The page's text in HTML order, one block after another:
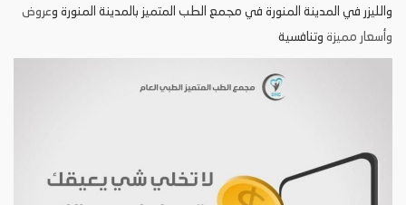
والليزر في المدينة المنورة في مجمع الطب المتميز بالمدينة المنورة وعروض
وأسعار مميزة وتنافسية